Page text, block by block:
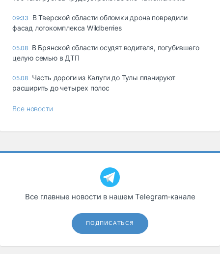
09:33
В Тверской области обломки дрона повредили
фасад логокомплекса Wildberries
05.08 В Брянской области осудят водителя, погубившего
целую семью в ДТП
05.08 Часть дороги из Калуги до Тулы планируют
расширить до четырех полос
Все новости
Все главные новости в нашем Telegram‑канале
ПОДПИСАТЬСЯ